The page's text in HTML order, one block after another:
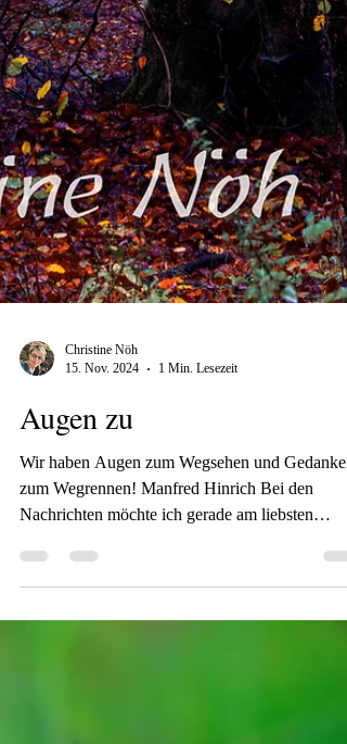
15. Nov. 2024
Augen zu
Wir haben Augen zum Wegsehen und Gedanken
Nachrichten möchte ich gerade am liebsten
Wegsehen und...